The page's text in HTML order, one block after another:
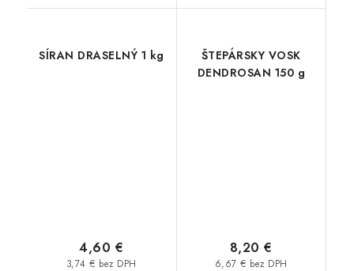
SÍRAN DRASELNÝ 1 kg
3,74 € bez DPH
4,60 €
ŠTEPÁRSKY VOSK
DENDROSAN 150 g
6,67 € bez DPH
8,20 €